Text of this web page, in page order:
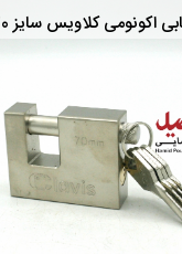
اکونومی کلاویس سایز 70